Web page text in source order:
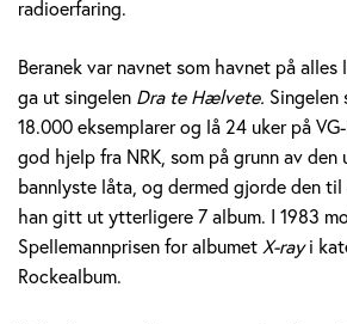
n
B
e
r
a
n
radioerfaring.
Beranek var navnet som havnet på alles
ga ut singelen Dra te Hælvete.
18.000 eksemplarer og lå 24 uker på
god hjelp fra NRK, som på grunn av den
bannlyste låta, og dermed gjorde den til
han gitt ut ytterligere 7 album. I 1983
Spellemannprisen for albumetX-rayi
Rockealbum.